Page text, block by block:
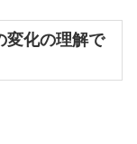
変化の理解で